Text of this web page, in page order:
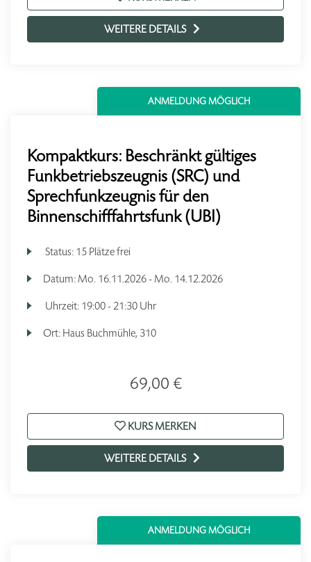
WEITERE DETAILS
ANMELDUNG MÖGLICH
Kompaktkurs: Beschränkt gültiges
Funkbetriebszeugnis (SRC) und
Sprechfunkzeugnis für den
Binnenschifffahrtsfunk (UBI)
Status: 15 Plätze frei
Datum: Mo. 16.11.2026 - Mo. 14.12.2026
Uhrzeit: 19:00 - 21:30 Uhr
Ort: Haus Buchmühle, 310
69,00 €
KURS MERKEN
WEITERE DETAILS
ANMELDUNG MÖGLICH